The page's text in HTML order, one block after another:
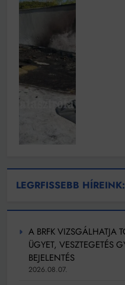
LEGRFISSEBB HÍREINK:
A BRFK VIZSGÁLHATJA
ÜGYET, VESZTEGETÉS
BEJELENTÉS
2026.08.07.